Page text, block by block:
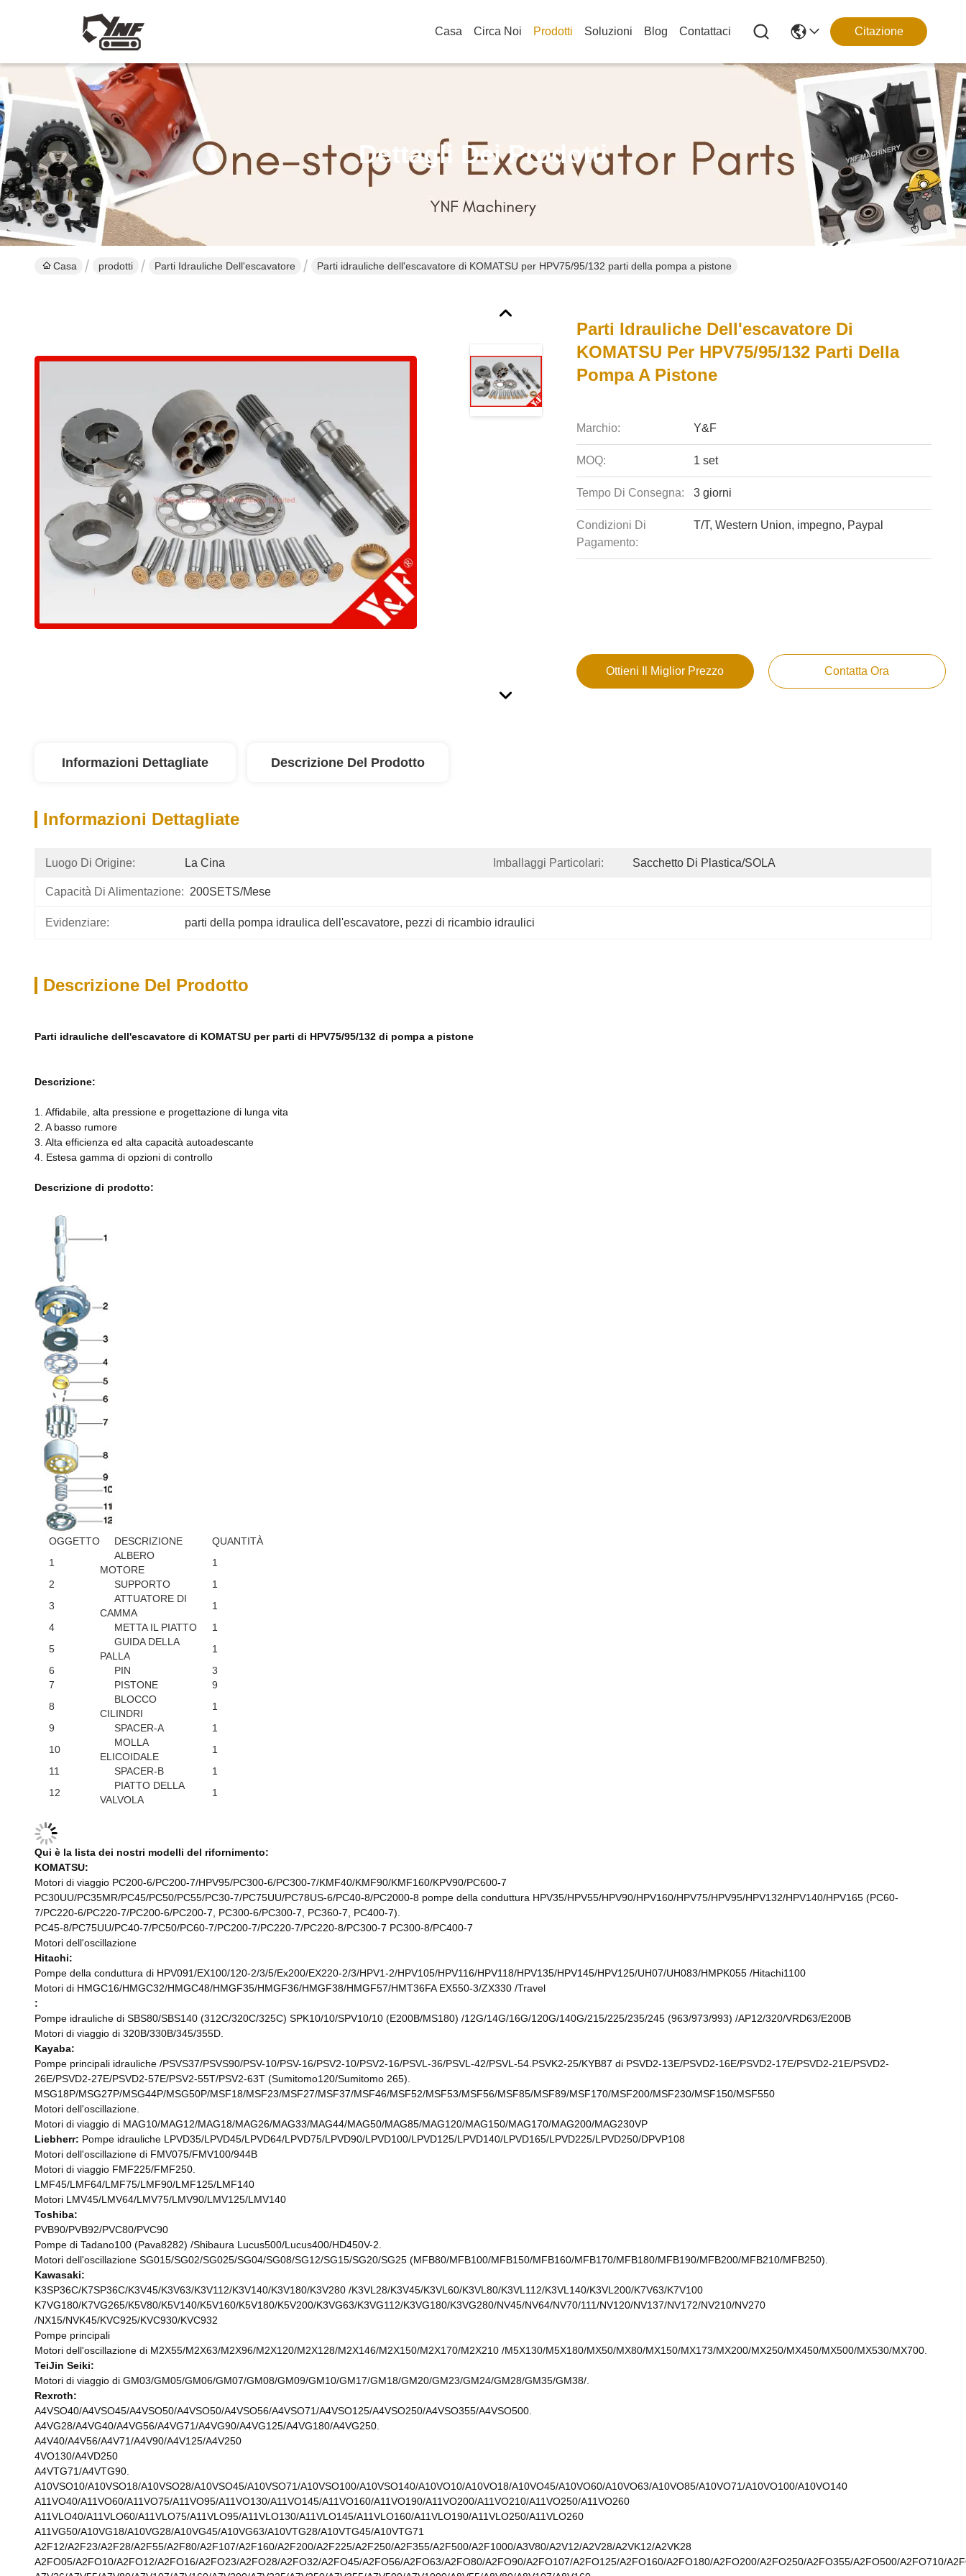
Casa Circa Noi Prodotti Soluzioni Blog Contattaci Citazione
Dettagli Dei Prodotti
Casa prodotti Parti Idrauliche Dell'escavatore Parti idrauliche dell'escavatore di KOMATSU per HPV75/95/132 parti della pompa a pistone
Parti Idrauliche Dell'escavatore Di
KOMATSU Per HPV75/95/132 Parti Della
Pompa A Pistone
Marchio: Y&F
MOQ: 1 set
Tempo Di Consegna: 3 giorni
Condizioni Di
Pagamento:
T/T, Western Union, impegno, Paypal
Ottieni Il Miglior Prezzo Contatta Ora
Informazioni Dettagliate Descrizione Del Prodotto
Informazioni Dettagliate
Luogo Di Origine: La Cina Imballaggi Particolari: Sacchetto Di Plastica/SOLA
Capacità Di Alimentazione: 200SETS/mese
Evidenziare: parti della pompa idraulica dell'escavatore, pezzi di ricambio idraulici
Descrizione Del Prodotto
Parti idrauliche dell'escavatore di KOMATSU per parti di HPV75/95/132 di pompa a pistone
Descrizione:
1. Affidabile, alta pressione e progettazione di lunga vita
2. A basso rumore
3. Alta efficienza ed alta capacità autoadescante
4. Estesa gamma di opzioni di controllo
Descrizione di prodotto:
OGGETTO DESCRIZIONE
QUANTITÀ
1
ALBERO
MOTORE
1
2
SUPPORTO
1
3
ATTUATORE DI
CAMMA
1
4
METTA IL PIATTO
1
5
GUIDA DELLA
PALLA
1
6
PIN
3
7
PISTONE
9
8
BLOCCO
CILINDRI
1
9
SPACER-A
1
10
MOLLA
ELICOIDALE
1
11
SPACER-B
1
12
PIATTO DELLA
VALVOLA
1
Qui è la lista dei nostri modelli del rifornimento:
KOMATSU:
Motori di viaggio PC200-6/PC200-7/HPV95/PC300-6/PC300-7/KMF40/KMF90/KMF160/KPV90/PC600-7
PC30UU/PC35MR/PC45/PC50/PC55/PC30-7/PC75UU/PC78US-6/PC40-8/PC2000-8 pompe della conduttura HPV35/HPV55/HPV90/HPV160/HPV75/HPV95/HPV132/HPV140/HPV165 (PC60-
7/PC220-6/PC220-7/PC200-6/PC200-7, PC300-6/PC300-7, PC360-7, PC400-7).
PC45-8/PC75UU/PC40-7/PC50/PC60-7/PC200-7/PC220-7/PC220-8/PC300-7 PC300-8/PC400-7
Motori dell'oscillazione
Hitachi:
Pompe della conduttura di HPV091/EX100/120-2/3/5/Ex200/EX220-2/3/HPV1-2/HPV105/HPV116/HPV118/HPV135/HPV145/HPV125/UH07/UH083/HMPK055 /Hitachi1100
Motori di HMGC16/HMGC32/HMGC48/HMGF35/HMGF36/HMGF38/HMGF57/HMT36FA EX550-3/ZX330 /Travel
:
Pompe idrauliche di SBS80/SBS140 (312C/320C/325C) SPK10/10/SPV10/10 (E200B/MS180) /12G/14G/16G/120G/140G/215/225/235/245 (963/973/993) /AP12/320/VRD63/E200B
Motori di viaggio di 320B/330B/345/355D.
Kayaba:
Pompe principali idrauliche /PSVS37/PSVS90/PSV-10/PSV-16/PSV2-10/PSV2-16/PSVL-36/PSVL-42/PSVL-54.PSVK2-25/KYB87 di PSVD2-13E/PSVD2-16E/PSVD2-17E/PSVD2-21E/PSVD2-
26E/PSVD2-27E/PSVD2-57E/PSV2-55T/PSV2-63T (Sumitomo120/Sumitomo 265).
MSG18P/MSG27P/MSG44P/MSG50P/MSF18/MSF23/MSF27/MSF37/MSF46/MSF52/MSF53/MSF56/MSF85/MSF89/MSF170/MSF200/MSF230/MSF150/MSF550
Motori dell'oscillazione.
Motori di viaggio di MAG10/MAG12/MAG18/MAG26/MAG33/MAG44/MAG50/MAG85/MAG120/MAG150/MAG170/MAG200/MAG230VP
Liebherr: Pompe idrauliche LPVD35/LPVD45/LPVD64/LPVD75/LPVD90/LPVD100/LPVD125/LPVD140/LPVD165/LPVD225/LPVD250/DPVP108
Motori dell'oscillazione di FMV075/FMV100/944B
Motori di viaggio FMF225/FMF250.
LMF45/LMF64/LMF75/LMF90/LMF125/LMF140
Motori LMV45/LMV64/LMV75/LMV90/LMV125/LMV140
Toshiba:
PVB90/PVB92/PVC80/PVC90
Pompe di Tadano100 (Pava8282) /Shibaura Lucus500/Lucus400/HD450V-2.
Motori dell'oscillazione SG015/SG02/SG025/SG04/SG08/SG12/SG15/SG20/SG25 (MFB80/MFB100/MFB150/MFB160/MFB170/MFB180/MFB190/MFB200/MFB210/MFB250).
Kawasaki:
K3SP36C/K7SP36C/K3V45/K3V63/K3V112/K3V140/K3V180/K3V280 /K3VL28/K3V45/K3VL60/K3VL80/K3VL112/K3VL140/K3VL200/K7V63/K7V100
K7VG180/K7VG265/K5V80/K5V140/K5V160/K5V180/K5V200/K3VG63/K3VG112/K3VG180/K3VG280/NV45/NV64/NV70/111/NV120/NV137/NV172/NV210/NV270
/NX15/NVK45/KVC925/KVC930/KVC932
Pompe principali
Motori dell'oscillazione di M2X55/M2X63/M2X96/M2X120/M2X128/M2X146/M2X150/M2X170/M2X210 /M5X130/M5X180/MX50/MX80/MX150/MX173/MX200/MX250/MX450/MX500/MX530/MX700.
TeiJin Seiki:
Motori di viaggio di GM03/GM05/GM06/GM07/GM08/GM09/GM10/GM17/GM18/GM20/GM23/GM24/GM28/GM35/GM38/.
Rexroth:
A4VSO40/A4VSO45/A4VSO50/A4VSO50/A4VSO56/A4VSO71/A4VSO125/A4VSO250/A4VSO355/A4VSO500.
A4VG28/A4VG40/A4VG56/A4VG71/A4VG90/A4VG125/A4VG180/A4VG250.
A4V40/A4V56/A4V71/A4V90/A4V125/A4V250
4VO130/A4VD250
A4VTG71/A4VTG90.
A10VSO10/A10VSO18/A10VSO28/A10VSO45/A10VSO71/A10VSO100/A10VSO140/A10VO10/A10VO18/A10VO45/A10VO60/A10VO63/A10VO85/A10VO71/A10VO100/A10VO140
A11VO40/A11VO60/A11VO75/A11VO95/A11VO130/A11VO145/A11VO160/A11VO190/A11VO200/A11VO210/A11VO250/A11VO260
A11VLO40/A11VLO60/A11VLO75/A11VLO95/A11VLO130/A11VLO145/A11VLO160/A11VLO190/A11VLO250/A11VLO260
A11VG50/A10VG18/A10VG28/A10VG45/A10VG63/A10VTG28/A10VTG45/A10VTG71
A2F12/A2F23/A2F28/A2F55/A2F80/A2F107/A2F160/A2F200/A2F225/A2F250/A2F355/A2F500/A2F1000/A3V80/A2V12/A2V28/A2VK12/A2VK28
A2FO05/A2FO10/A2FO12/A2FO16/A2FO23/A2FO28/A2FO32/A2FO45/A2FO56/A2FO63/A2FO80/A2FO90/A2FO107/A2FO125/A2FO160/A2FO180/A2FO200/A2FO250/A2FO355/A2FO500/A2FO710/